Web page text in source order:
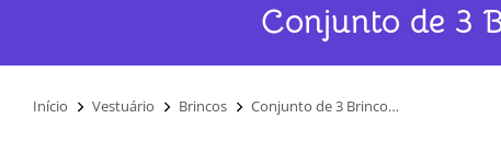
Conjunto de 3
Você está aqui:
Início Vestuário Brincos Conjunto de 3 Brinco…